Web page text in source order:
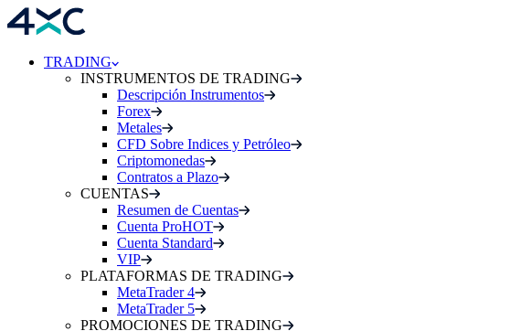
TRADING
INSTRUMENTOS DE TRADING
Descripción Instrumentos
Forex
Metales
CFD Sobre Indices y Petróleo
Criptomonedas
Contratos a Plazo
CUENTAS
Resumen de Cuentas
Cuenta ProHOT
Cuenta Standard
VIP
PLATAFORMAS DE TRADING
MetaTrader 4
MetaTrader 5
PROMOCIONES DE TRADING